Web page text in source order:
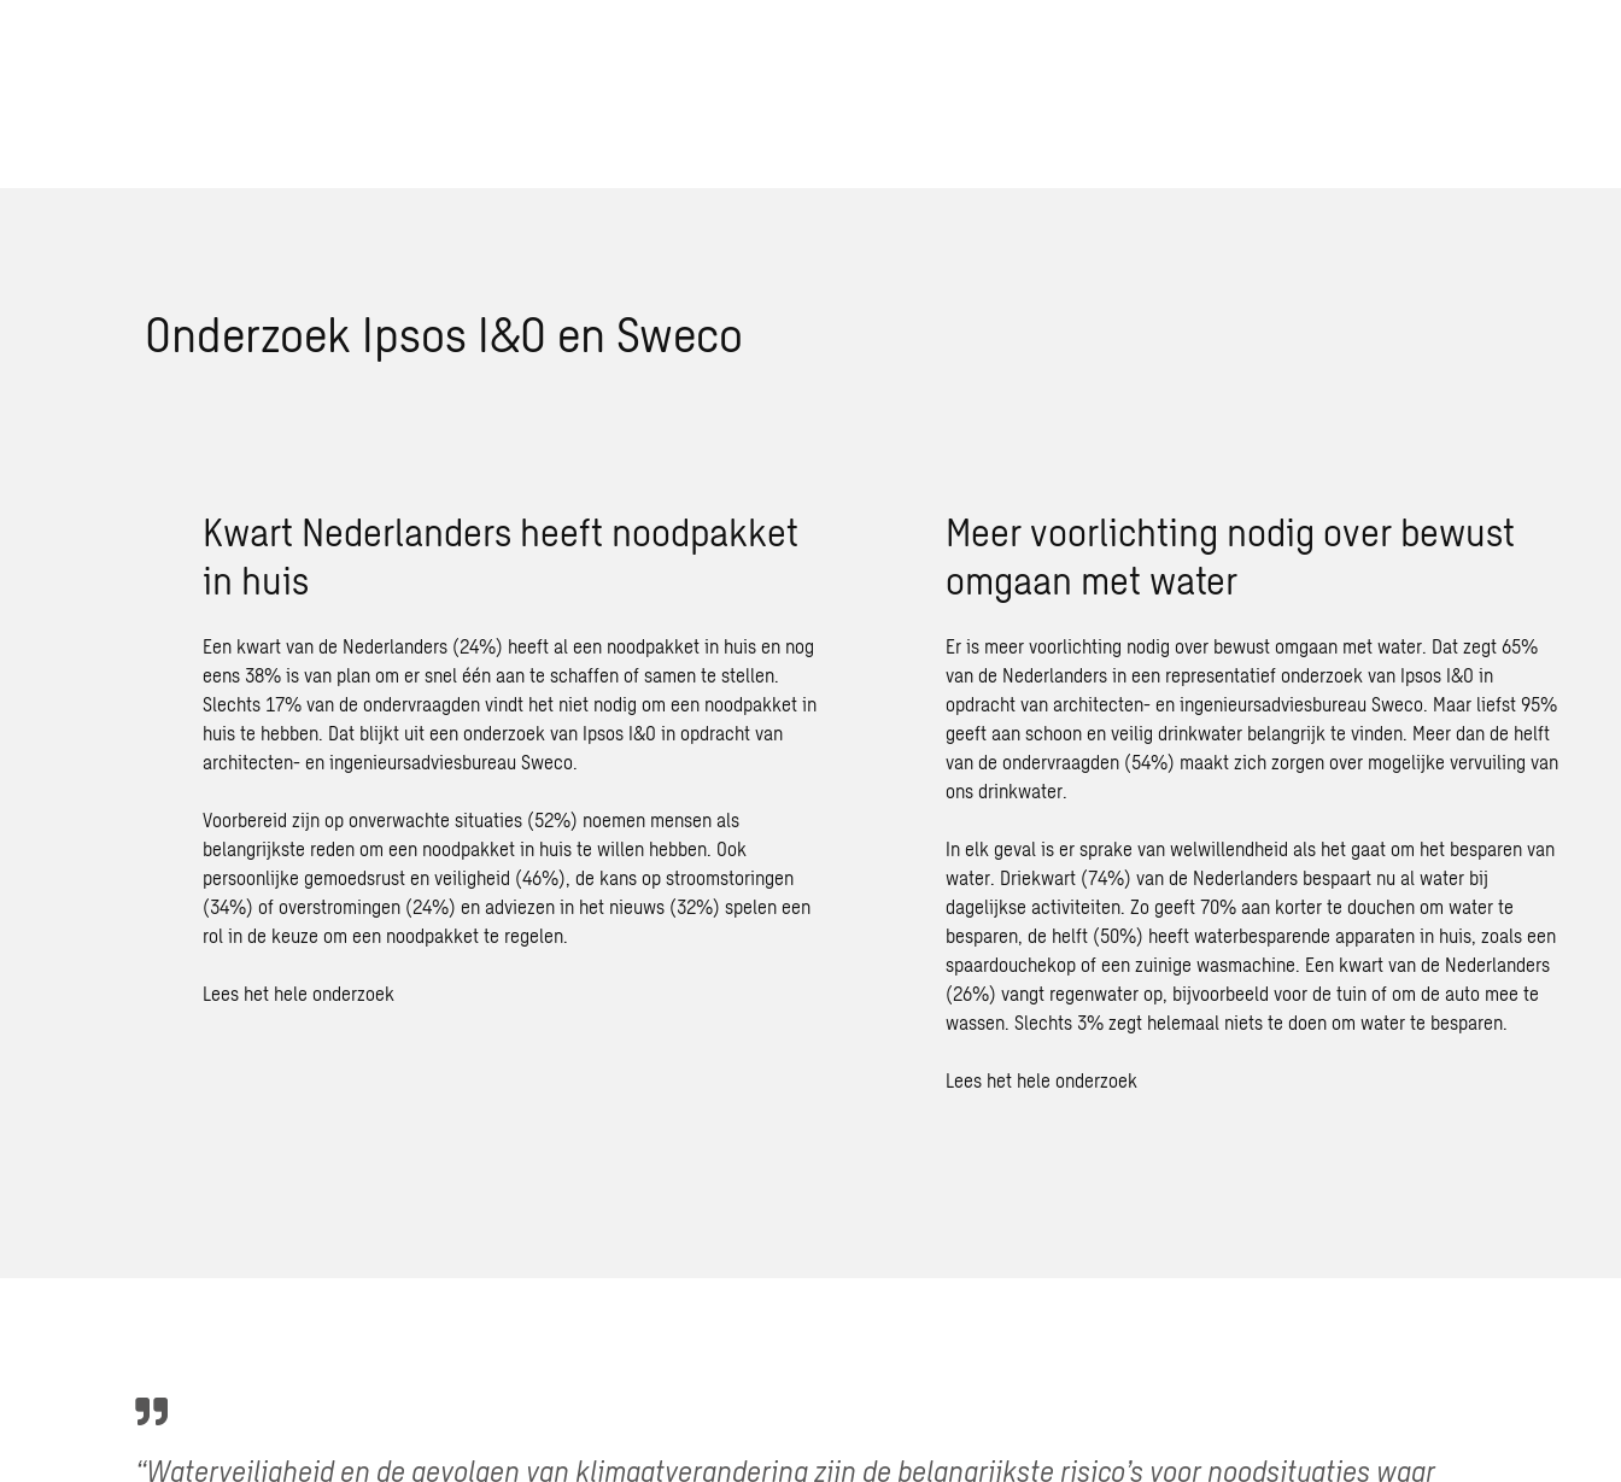
Onderzoek Ipsos I&O en Sweco
Kwart Nederlanders heeft noodpakket
in huis
Een kwart van de Nederlanders (24%) heeft al een noodpakket in huis en nog
eens 38% is van plan om er snel één aan te schaffen of samen te stellen.
Slechts 17% van de ondervraagden vindt het niet nodig om een noodpakket in
huis te hebben. Dat blijkt uit een onderzoek van Ipsos I&O in opdracht van
architecten- en ingenieursadviesbureau Sweco.
Voorbereid zijn op onverwachte situaties (52%) noemen mensen als
belangrijkste reden om een noodpakket in huis te willen hebben. Ook
persoonlijke gemoedsrust en veiligheid (46%), de kans op stroomstoringen
(34%) of overstromingen (24%) en adviezen in het nieuws (32%) spelen een
rol in de keuze om een noodpakket te regelen.
Lees het hele onderzoek
Meer voorlichting nodig over bewust
omgaan met water
Er is meer voorlichting nodig over bewust omgaan met water. Dat zegt 65%
van de Nederlanders in een representatief onderzoek van Ipsos I&O in
opdracht van architecten- en ingenieursadviesbureau Sweco. Maar liefst 95%
geeft aan schoon en veilig drinkwater belangrijk te vinden. Meer dan de helft
van de ondervraagden (54%) maakt zich zorgen over mogelijke vervuiling van
ons drinkwater.
In elk geval is er sprake van welwillendheid als het gaat om het besparen van
water. Driekwart (74%) van de Nederlanders bespaart nu al water bij
dagelijkse activiteiten. Zo geeft 70% aan korter te douchen om water te
besparen, de helft (50%) heeft waterbesparende apparaten in huis, zoals een
spaardouchekop of een zuinige wasmachine. Een kwart van de Nederlanders
(26%) vangt regenwater op, bijvoorbeeld voor de tuin of om de auto mee te
wassen. Slechts 3% zegt helemaal niets te doen om water te besparen.
Lees het hele onderzoek
“Waterveiligheid en de gevolgen van klimaatverandering zijn de belangrijkste risico’s voor noodsituaties waar